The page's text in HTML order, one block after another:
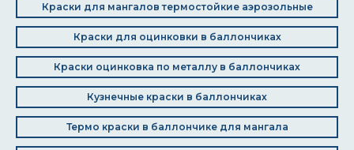
Краски для мангалов термостойкие аэрозольные
Краски для оцинковки в баллончиках
Краски оцинковка по металлу в баллончиках
Кузнечные краски в баллончиках
Термо краски в баллончике для мангала